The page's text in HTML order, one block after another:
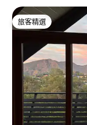
旅客精選
旅客精選